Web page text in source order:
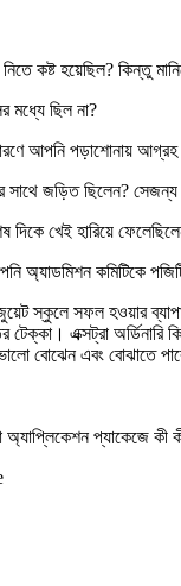
কষ্ট হয়েছিল? কিন্তু
মধ্যে ছিল না?
আপনি পড়াশোনায় আগ্রহ
জড়িত ছিলেন? সেজন্য
খেই হারিয়ে
অ্যাডমিশন কমিটিকে
স্কুলে সফল হওয়ার
এক্সট্রা অর্ডিনারি
বোঝেন এবং বোঝাতে
অ্যাপ্লিকেশন প্যাকেজে কী